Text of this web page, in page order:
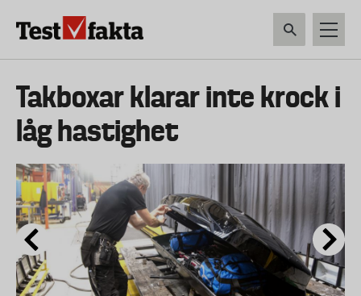
Huvudmeny
ny
Takboxar klarar inte krock i
låg hastighet